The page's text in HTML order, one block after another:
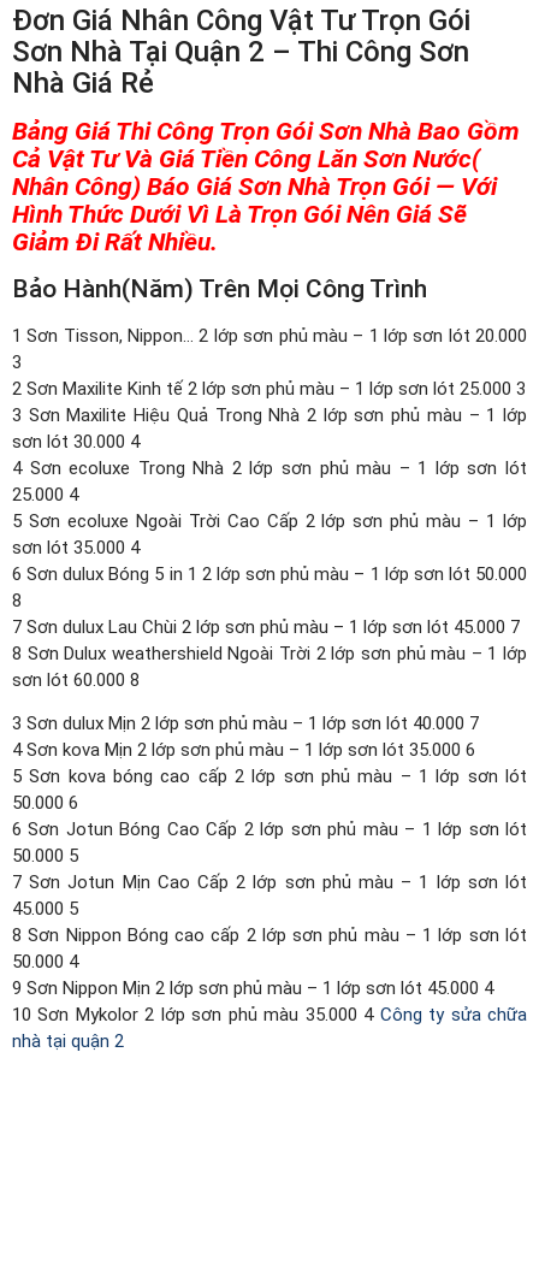
Đơn Giá Nhân Công Vật Tư Trọn Gói
Sơn Nhà Tại Quận 2 – Thi Công Sơn
Nhà Giá Rẻ
Bảng Giá Thi Công Trọn Gói Sơn Nhà Bao Gồm
Cả Vật Tư Và Giá Tiền Công Lăn Sơn Nước(
Nhân Công) Báo Giá Sơn Nhà Trọn Gói — Với
Hình Thức Dưới Vì Là Trọn Gói Nên Giá Sẽ
Giảm Đi Rất Nhiều.
Bảo Hành(năm) Trên Mọi Công Trình
1 Sơn Tisson, Nippon… 2 lớp sơn phủ màu – 1 lớp sơn lót 20.000
3
2 Sơn Maxilite Kinh tế 2 lớp sơn phủ màu – 1 lớp sơn lót 25.000 3
3 Sơn Maxilite Hiệu Quả Trong Nhà 2 lớp sơn phủ màu – 1 lớp
sơn lót 30.000 4
4 Sơn ecoluxe Trong Nhà 2 lớp sơn phủ màu – 1 lớp sơn lót
25.000 4
5 Sơn ecoluxe Ngoài Trời Cao Cấp 2 lớp sơn phủ màu – 1 lớp
sơn lót 35.000 4
6 Sơn dulux Bóng 5 in 1 2 lớp sơn phủ màu – 1 lớp sơn lót 50.000
8
7 Sơn dulux Lau Chùi 2 lớp sơn phủ màu – 1 lớp sơn lót 45.000 7
8 Sơn Dulux weathershield Ngoài Trời 2 lớp sơn phủ màu – 1 lớp
sơn lót 60.000 8
3 Sơn dulux Mịn 2 lớp sơn phủ màu – 1 lớp sơn lót 40.000 7
4 Sơn kova Mịn 2 lớp sơn phủ màu – 1 lớp sơn lót 35.000 6
5 Sơn kova bóng cao cấp 2 lớp sơn phủ màu – 1 lớp sơn lót
50.000 6
6 Sơn Jotun Bóng Cao Cấp 2 lớp sơn phủ màu – 1 lớp sơn lót
50.000 5
7 Sơn Jotun Mịn Cao Cấp 2 lớp sơn phủ màu – 1 lớp sơn lót
45.000 5
8 Sơn Nippon Bóng cao cấp 2 lớp sơn phủ màu – 1 lớp sơn lót
50.000 4
9 Sơn Nippon Mịn 2 lớp sơn phủ màu – 1 lớp sơn lót 45.000 4
10 Sơn Mykolor 2 lớp sơn phủ màu 35.000 4 Công ty sửa chữa
nhà tại quận 2